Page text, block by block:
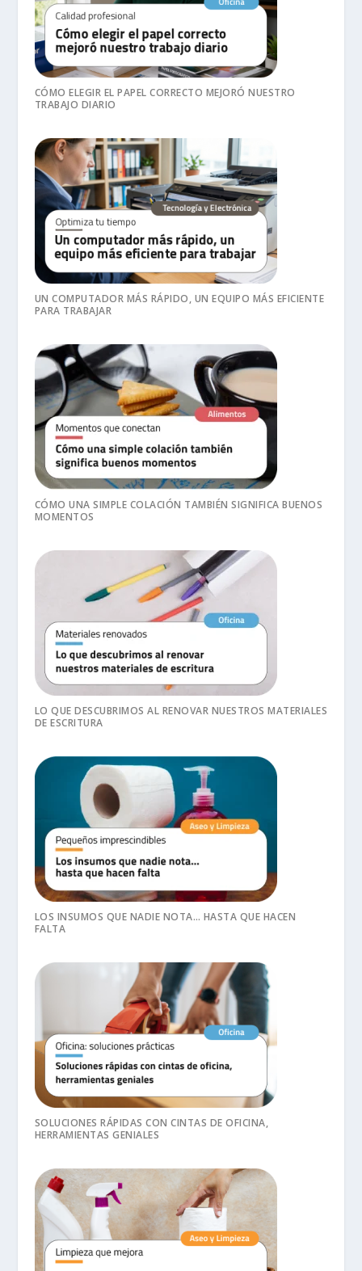
CÓMO ELEGIR EL PAPEL CORRECTO MEJORÓ NUESTRO
TRABAJO DIARIO
UN COMPUTADOR MÁS RÁPIDO, UN EQUIPO MÁS EFICIENTE
PARA TRABAJAR
CÓMO UNA SIMPLE COLACIÓN TAMBIÉN SIGNIFICA BUENOS
MOMENTOS
LO QUE DESCUBRIMOS AL RENOVAR NUESTROS MATERIALES
DE ESCRITURA
LOS INSUMOS QUE NADIE NOTA… HASTA QUE HACEN
FALTA
SOLUCIONES RÁPIDAS CON CINTAS DE OFICINA,
HERRAMIENTAS GENIALES